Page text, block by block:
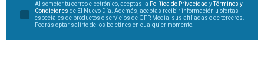
Al someter tu correo electrónico, aceptas la Política de Privacidad yTérminos y
Condiciones de El Nuevo Día. Además, aceptas recibir información u ofertas
especiales de productos o servicios de GFR Media, sus afiliadas o de terceros.
Podrás optar salirte de los boletines en cualquier momento.